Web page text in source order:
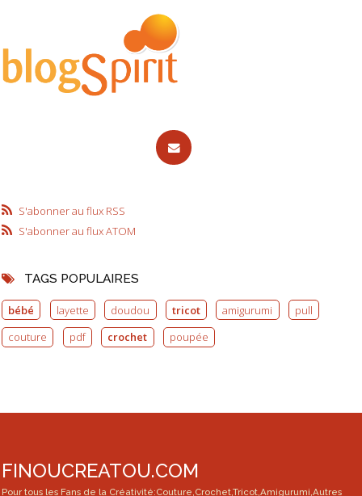
S'abonner au flux RSS
S'abonner au flux ATOM
TAGS POPULAIRES
bébé layette doudou tricot amigurumi
pull
couture
pdf crochet poupée
FINOUCREATOU.COM
Pour tous les Fans de la Créativité:Couture,Crochet,Tricot,Amigurumi,Autres